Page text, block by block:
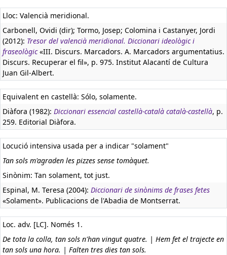
Lloc: Valencià meridional.
Carbonell, Ovidi (dir); Tormo, Josep; Colomina i Castanyer, Jordi
(2012): Tresor del valencià meridional. Diccionari ideològic i
fraseològic«III. Discurs. Marcadors. A. Marcadors argumentatius.
Discurs. Recuperar el fil», p. 975. Institut Alacantí de Cultura
Juan Gil-Albert.
Equivalent en castellà: Sólo, solamente.
Diàfora (1982): Diccionari essencial castellà-català català-castellà, p.
259. Editorial Diàfora.
Locució intensiva usada per a indicar "solament"
Tan sols m'agraden les pizzes sense tomàquet.
Sinònim: Tan solament, tot just.
Espinal, M. Teresa (2004): Diccionari de sinònims de frases fetes
«Solament». Publicacions de l'Abadia de Montserrat.
Loc. adv. [LC]. Només 1.
De tota la colla, tan sols n'han vingut quatre. | Hem fet el trajecte en
tan sols una hora. | Falten tres dies tan sols.